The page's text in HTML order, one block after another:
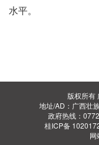
水平。
版权所有
地址/AD：广西壮
政府热线：
桂ICP备
网